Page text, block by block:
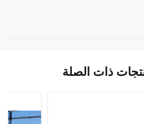
ذات الصلة